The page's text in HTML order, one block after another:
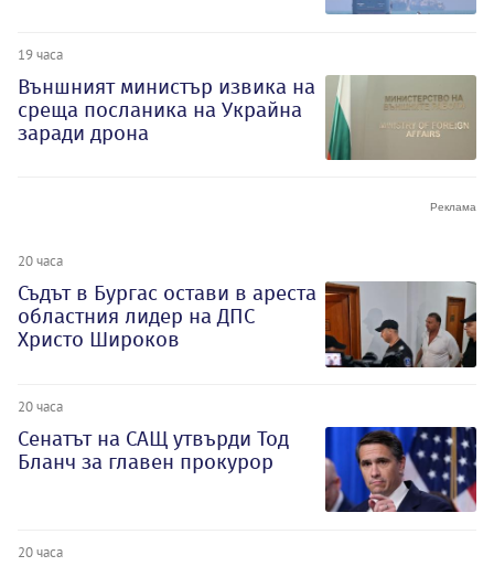
19 часа
Външният министър извика на
среща посланика на Украйна
заради дрона
20 часа
Съдът в Бургас остави в ареста
областния лидер на ДПС
Христо Широков
20 часа
Сенатът на САЩ утвърди Тод
Бланч за главен прокурор
20 часа